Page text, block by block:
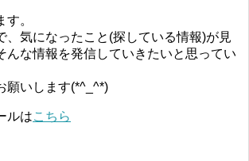
す。
、気になったこと(探している情報)が見
んな情報を発信していきたいと思ってい
願いします(*^_^*)
ルはこちら